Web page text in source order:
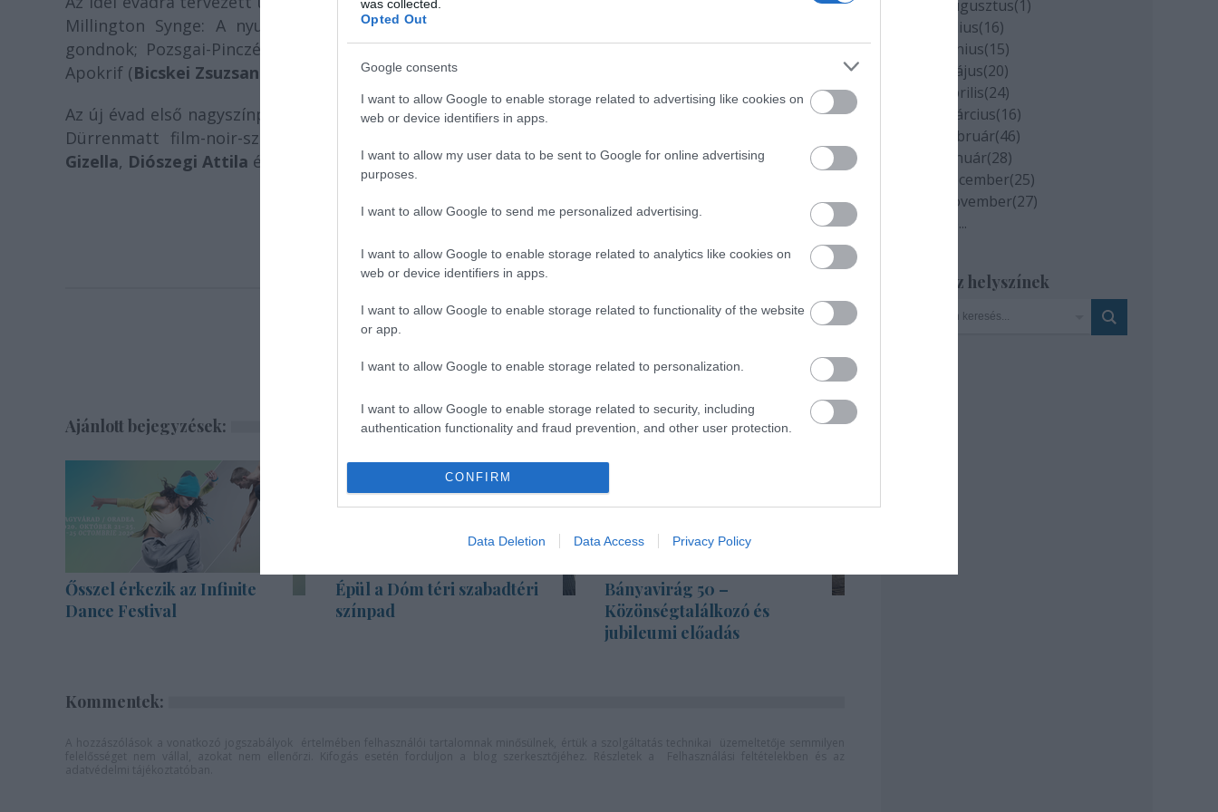
was collected.
Opted Out
Google consents
I want to allow Google to enable storage related to advertising like cookies on
web or device identifiers in apps.
I want to allow my user data to be sent to Google for online advertising
purposes.
I want to allow Google to send me personalized advertising.
I want to allow Google to enable storage related to analytics like cookies on
web or device identifiers in apps.
I want to allow Google to enable storage related to functionality of the website
or app.
I want to allow Google to enable storage related to personalization.
I want to allow Google to enable storage related to security, including
authentication functionality and fraud prevention, and other user protection.
CONFIRM
Data Deletion Data Access Privacy Policy
Millington Synge: A nyugati világ bajnoka; William Shakespeare: Lear király; Harold Pinter: A
gondnok; Pozsgai-Pinczés-Apostolache: Diploma után; Vörösmarty Mihály: Csongor és Tünde; az
Apokrif (Bicskei Zsuzsanna táncestje) valamint A pincér dalai (
Az új évad első nagyszínpadi bemutatójának előkészítése augusztus 24-én, pénteken kezdődött el.
Dürrenmatt film-noir-szerű gengszter-történetének fontosabb szerepeit
Gizella, Diószegi Attila és Szabó Tiborjátsszák, a bemutatóra várhatóan október elején kerül sor.
Forrás: hamlet.ro
Ajánlott bejegyzések:
Ősszel érkezik az Infinite
Dance Festival
Épül a Dóm téri szabadtéri
színpad
Bányavirág 50 –
Közönségtalálkozó és
jubileumi előadás
Kommentek:
2020 augusztus(1)
2020 július(16)
2020 június(15)
2020 május(20)
2020 április(24)
2020 március(16)
2020 február(46)
2020 január(28)
2019 december(25)
2019 november(27)
...
Szinház helyszínek